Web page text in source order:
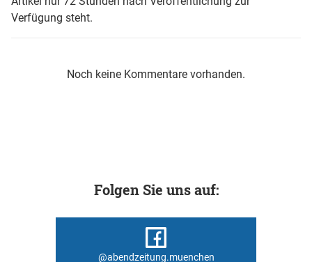
Verfügung steht.
Noch keine Kommentare vorhanden.
Folgen Sie uns auf:
@abendzeitung.muenchen